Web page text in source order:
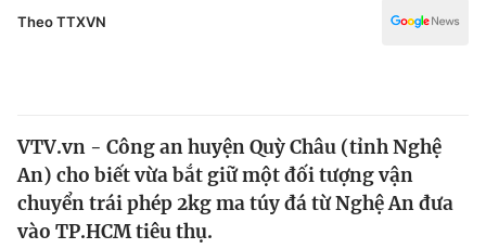
Thế giới
Tin tức
Theo TTXVN
VTV.vn - Công an huyện Quỳ Châu (tỉnh Nghệ
An) cho biết vừa bắt giữ một đối tượng vận
chuyển trái phép 2kg ma túy đá từ Nghệ An đưa
vào TP.HCM tiêu thụ.